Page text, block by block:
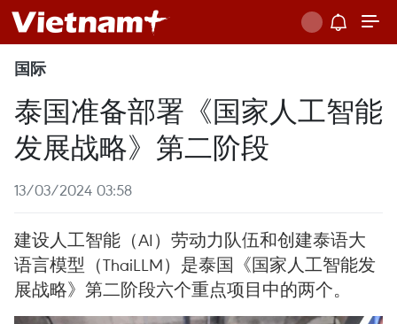
国际
泰国准备部署《国家人工智能
发展战略》第二阶段
13/03/2024 03:58
建设人工智能（AI）劳动力队伍和创建泰语大
语言模型（ThaiLLM）是泰国《国家人工智能发
展战略》第二阶段六个重点项目中的两个。